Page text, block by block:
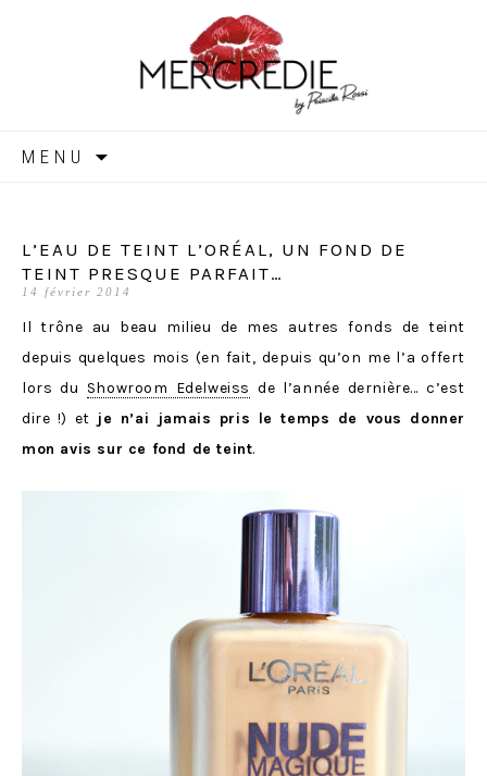
MERCREDIE
MENU
L’EAU DE TEINT L’ORÉAL, UN FOND DE
TEINT PRESQUE PARFAIT…
14 février 2014
Il trône au beau milieu de mes autres fonds de teint
depuis quelques mois (en fait, depuis qu’on me l’a offert
lors du Showroom Edelweiss de l’année dernière… c’est
dire !) et je n’ai jamais pris le temps de vous donner
mon avis sur ce fond de teint.